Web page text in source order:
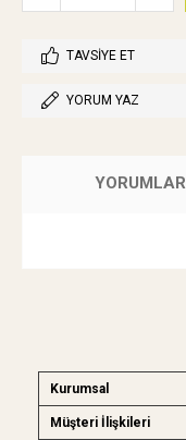
TAVSIYE ET
YORUM YAZ
YORUMLAR
Kurumsal
Müşteri İlişkileri